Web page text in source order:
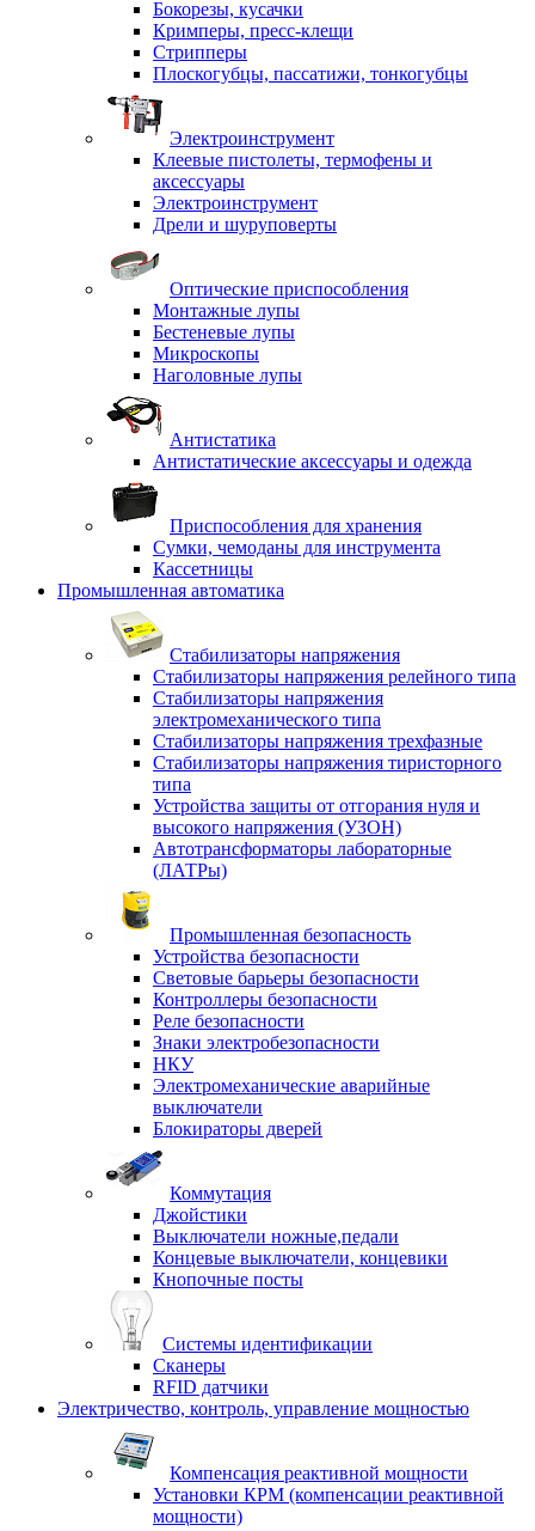
Бокорезы, кусачки
Кримперы, пресс-клещи
Стрипперы
Плоскогубцы, пассатижи, тонкогубцы
Электроинструмент
Клеевые пистолеты, термофены и
аксессуары
Электроинструмент
Дрели и шуруповерты
Оптические приспособления
Монтажные лупы
Бестеневые лупы
Микроскопы
Наголовные лупы
Антистатика
Антистатические аксессуары и одежда
Приспособления для хранения
Сумки, чемоданы для инструмента
Кассетницы
Промышленная автоматика
Стабилизаторы напряжения
Стабилизаторы напряжения релейного типа
Стабилизаторы напряжения
электромеханического типа
Стабилизаторы напряжения трехфазные
Стабилизаторы напряжения тиристорного
типа
Устройства защиты от отгорания нуля и
высокого напряжения (УЗОН)
Автотрансформаторы лабораторные
(ЛАТРы)
Промышленная безопасность
Устройства безопасности
Световые барьеры безопасности
Контроллеры безопасности
Реле безопасности
Знаки электробезопасности
НКУ
Электромеханические аварийные
выключатели
Блокираторы дверей
Коммутация
Джойстики
Выключатели ножные,педали
Концевые выключатели, концевики
Кнопочные посты
Системы идентификации
Сканеры
RFID датчики
Электричество, контроль, управление мощностью
Компенсация реактивной мощности
Установки КРМ (компенсации реактивной
мощности)